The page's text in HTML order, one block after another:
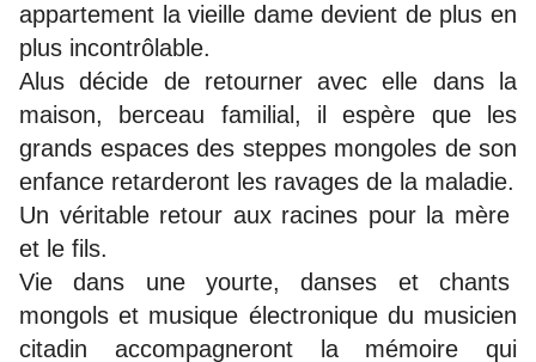
appartement la vieille dame devient de plus en
plus incontrôlable.
Alus décide de retourner avec elle dans la
maison, berceau familial, il espère que les
grands espaces des steppes mongoles de son
enfance retarderont les ravages de la maladie.
Un véritable retour aux racines pour la mère
et le fils.
Vie dans une yourte, danses et chants
mongols et musique électronique du musicien
citadin accompagneront la mémoire qui